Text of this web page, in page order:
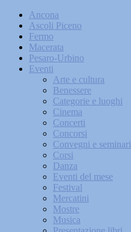
Ancona
Ascoli Piceno
Fermo
Macerata
Pesaro-Urbino
Eventi
Arte e cultura
Benessere
Categorie e luoghi
Cinema
Concerti
Concorsi
Convegni e seminari
Corsi
Danza
Eventi del mese
Festival
Mercatini
Mostre
Musica